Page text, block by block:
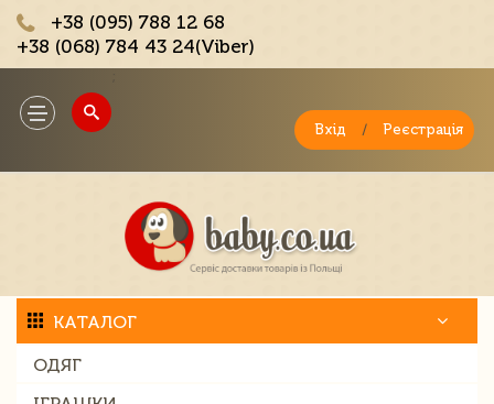
+38 (095) 788 12 68
+38 (068) 784 43 24(Viber)
Toggle
navigation
Вхід / Реєстрація
КАТАЛОГ
ОДЯГ